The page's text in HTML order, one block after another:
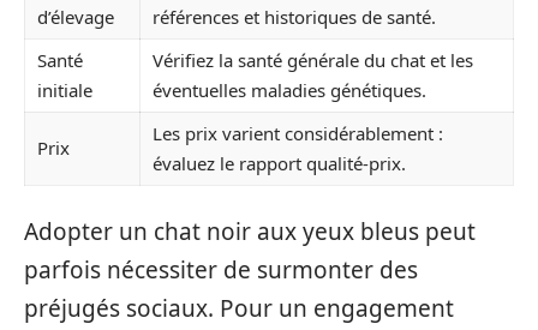
d’élevage
références et historiques de santé.
Santé
initiale
Vérifiez la santé générale du chat et les
éventuelles maladies génétiques.
Prix
Les prix varient considérablement :
évaluez le rapport qualité-prix.
Adopter un chat noir aux yeux bleus peut
parfois nécessiter de surmonter des
préjugés sociaux. Pour un engagement